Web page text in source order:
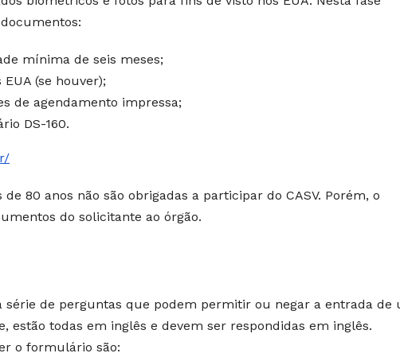
mínima de seis meses;
(se houver);
de agendamento impressa;
DS-160.
80 anos não são obrigadas a participar do CASV. Porém, o
do solicitante ao órgão.
de perguntas que podem permitir ou negar a entrada de
estão todas em inglês e devem ser respondidas em inglês.
o formulário são: